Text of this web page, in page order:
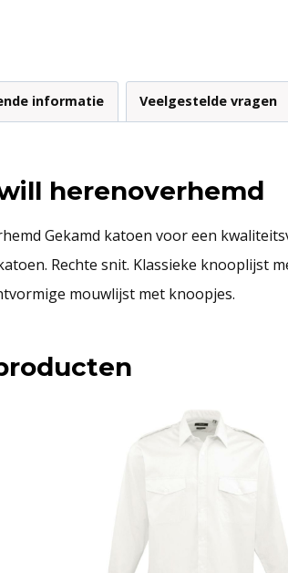
informatie Veelgestelde vragen
herenoverhemd
Gekamd katoen voor een
Rechte snit. Klassieke knooplijst
mouwlijst met knoopjes.